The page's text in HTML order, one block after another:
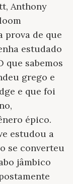
Anthony
prova de que
estudado
que sabemos
grego e
e que foi
épico.
estudou a
se converteu
jâmbico